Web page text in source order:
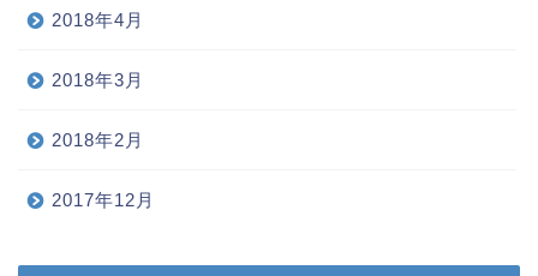
2018年4月
2018年3月
2018年2月
2017年12月